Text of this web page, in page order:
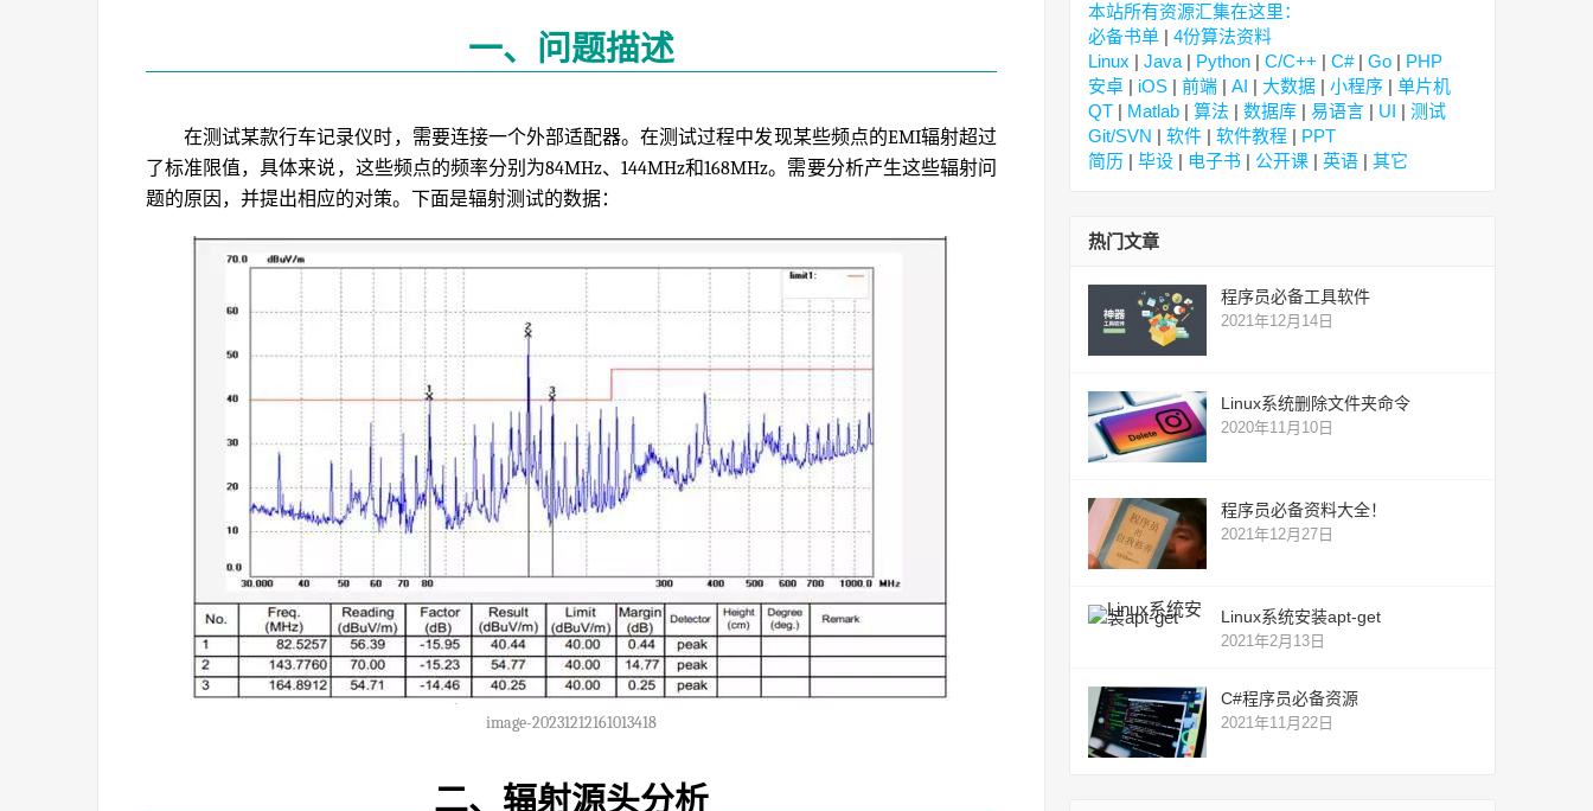
一、问题描述
在测试某款行车记录仪时，需要连接一个外部适配器。在测试过程中发现某些频点的EMI辐射超过
了标准限值，具体来说，这些频点的频率分别为84MHz、144MHz和168MHz。需要分析产生这些辐射问
题的原因，并提出相应的对策。下面是辐射测试的数据：
image-20231212161013418
二、辐射源头分析
本站所有资源汇集在这里：
必备书单 | 4份算法资料
Linux | Java | Python | C/C++ | C#| Go | PHP
安卓 | iOS | 前端 | AI | 大数据 | 小程序 | 单片机
QT | Matlab | 算法 | 数据库 | 易语言 | UI | 测试
Git/SVN | 软件 | 软件教程 | PPT
简历 | 毕设 | 电子书 | 公开课 | 英语 | 其它
热门文章
程序员必备工具软件
2021年12月14日
Linux系统删除文件夹命令
2020年11月10日
程序员必备资料大全！
2021年12月27日
Linux系统安装apt-get
2021年2月13日
C#程序员必备资源
2021年11月22日